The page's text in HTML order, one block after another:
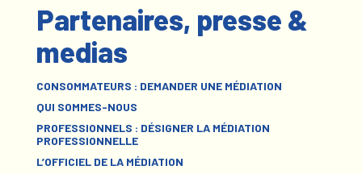
Partenaires, presse &
medias
CONSOMMATEURS : DEMANDER UNE MÉDIATION
QUI SOMMES-NOUS
PROFESSIONNELS : DÉSIGNER LA MÉDIATION
PROFESSIONNELLE
L’OFFICIEL DE LA MÉDIATION